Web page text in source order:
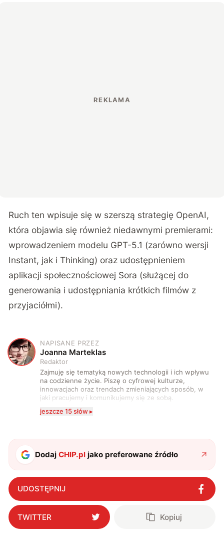
Ruch ten wpisuje się w szerszą strategię OpenAI,
która objawia się również niedawnymi premierami:
wprowadzeniem modelu GPT-5.1 (zarówno wersji
Instant, jak i Thinking) oraz udostępnieniem
aplikacji społecznościowej Sora (służącej do
generowania i udostępniania krótkich filmów z
przyjaciółmi).
J
NAPISANE PRZEZ
Joanna Marteklas
Redaktor
Zajmuję się tematyką nowych technologii i ich wpływu
na codzienne życie. Piszę o cyfrowej kulturze,
innowacjach oraz trendach zmieniających sposób, w
jaki pracujemy i komunikujemy się ze sobą.
technologii a współczesną popkulturą. W wolnych
jeszcze 15 słów ▸
DodajCHIP.pl jako preferowane źródło
UDOSTĘPNIJ
TWITTER Kopiuj